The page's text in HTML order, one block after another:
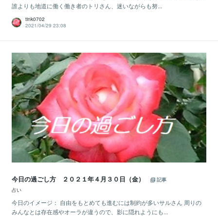
誰よりも地道に働く働き者のトリさん、迷いながらも努...
tink0702
2021/04/29 23:08
今日の過ごし方 ２０２１年４月３０日（金）
記事
占い
今日のイメージ： 自由をもとめても進むには制約が多いサルさん 周りの
みんなとは存在感やオーラが違うので、影に隠れようにも...